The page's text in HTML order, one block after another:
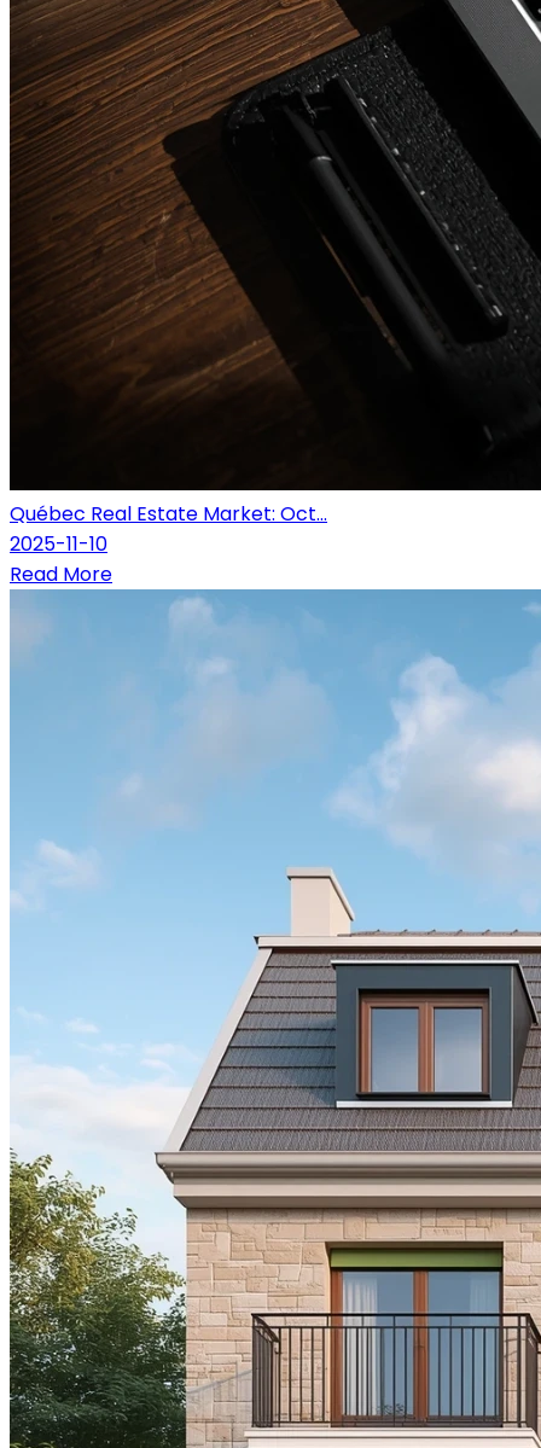
Québec Real Estate Market: Oct...
2025-11-10
Read More